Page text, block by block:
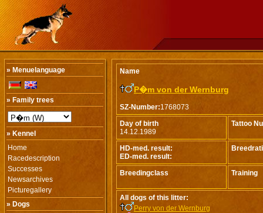
» Menuelanguage
» Family trees
» Kennel
Home
Racedescription
Successes
Newsarchives
Picturegallery
» Dogs
Name
P�m von der Wernburg
SZ-Number:1768073
Day of birth
14.12.1989
Tattoo
HD-med. result:
ED-med. result:
Breedingclass Training
All dogs of this litter:
Perry von der Wernburg